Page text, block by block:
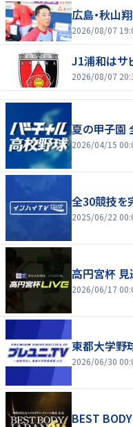
広島・秋山
2026/08/07
J1浦和はサ
2026/08/07
夏の甲子園
2026/04/15
全30競技を
2025/06/22
高円宮杯 見
2026/06/17
東都大学野
2026/06/30
BEST